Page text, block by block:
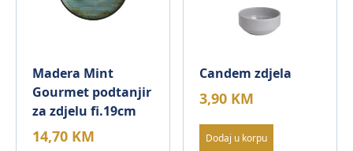
Madera Mint
Gourmet podtanjir
za zdjelu fi.19cm
14,70 KM
Candem zdjela
3,90 KM
Dodaj u korpu